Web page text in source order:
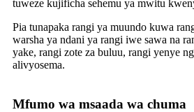
tuweze kujificha sehemu ya mwitu
Pia tunapaka rangi ya muundo kuwa
warsha ya ndani ya rangi iwe sawa na
yake, rangi zote za buluu, rangi yenye
alivyosema.
Mfumo wa msaada wa chuma